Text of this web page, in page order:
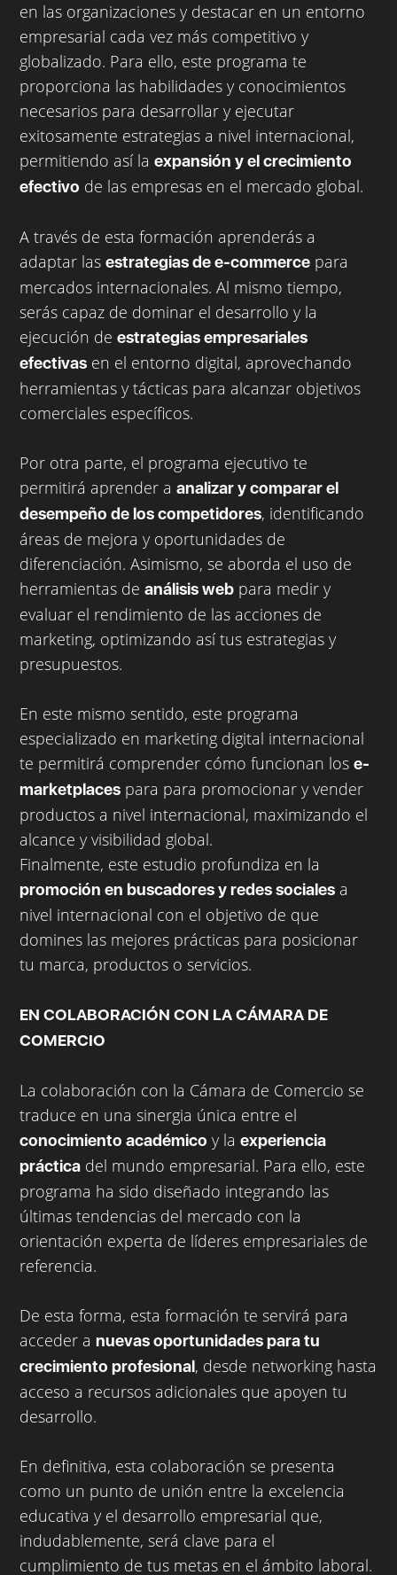
en las organizaciones y destacar en un entorno
empresarial cada vez más competitivo y
globalizado. Para ello, este programa te
proporciona las habilidades y conocimientos
necesarios para desarrollar y ejecutar
exitosamente estrategias a nivel internacional,
permitiendo así laexpansión y el crecimiento
efectivo de las empresas en el mercado global.
A través de esta formación aprenderás a
adaptar lasestrategias de e-commerce para
mercados internacionales. Al mismo tiempo,
serás capaz de dominar el desarrollo y la
ejecución deestrategias empresariales
efectivas en el entorno digital, aprovechando
herramientas y tácticas para alcanzar objetivos
comerciales específicos.
Por otra parte, el programa ejecutivo te
permitirá aprender aanalizar y comparar el
desempeño de los competidores, identificando
áreas de mejora y oportunidades de
diferenciación. Asimismo, se aborda el uso de
herramientas deanálisis web para medir y
evaluar el rendimiento de las acciones de
marketing, optimizando así tus estrategias y
presupuestos.
En este mismo sentido, este programa
especializado en marketing digital internacional
te permitirá comprender cómo funcionan lose-
marketplaces para para promocionar y vender
productos a nivel internacional, maximizando el
alcance y visibilidad global.
Finalmente, este estudio profundiza en la
promoción en buscadores y redes sociales a
nivel internacional con el objetivo de que
domines las mejores prácticas para posicionar
tu marca, productos o servicios.
EN COLABORACIÓN CON LA CÁMARA DE
COMERCIO
La colaboración con la Cámara de Comercio se
traduce en una sinergia única entre el
conocimiento académico y laexperiencia
práctica del mundo empresarial. Para ello, este
programa ha sido diseñado integrando las
últimas tendencias del mercado con la
orientación experta de líderes empresariales de
referencia.
De esta forma, esta formación te servirá para
acceder anuevas oportunidades para tu
crecimiento profesional, desde networking hasta
acceso a recursos adicionales que apoyen tu
desarrollo.
En definitiva, esta colaboración se presenta
como un punto de unión entre la excelencia
educativa y el desarrollo empresarial que,
indudablemente, será clave para el
cumplimiento de tus metas en el ámbito laboral.